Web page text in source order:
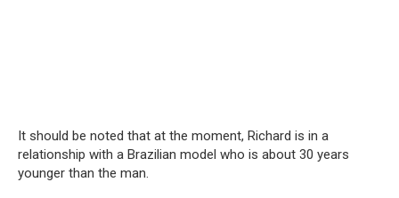
It should be noted that at the moment, Richard is in a
relationship with a Brazilian model who is about 30 years
younger than the man.